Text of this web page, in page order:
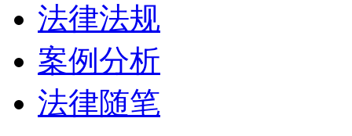
法律法规
案例分析
法律随笔